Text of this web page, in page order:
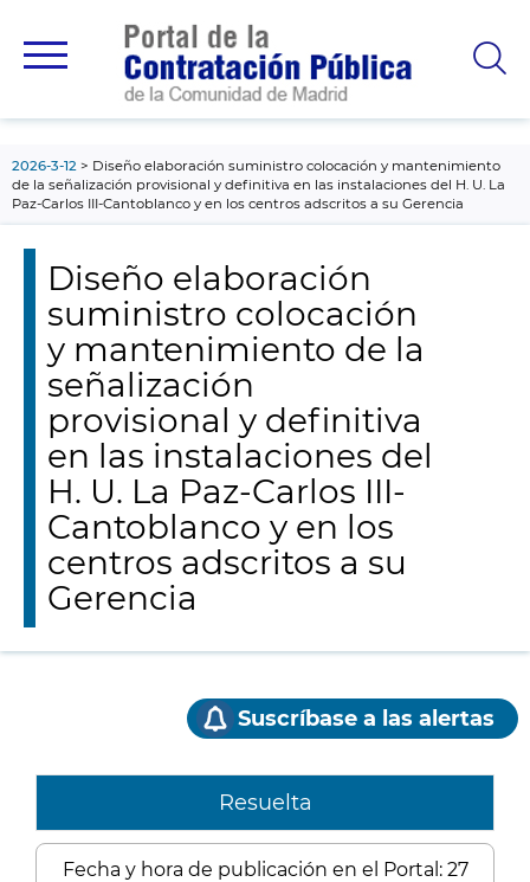
principal
2026-3-12
Diseño elaboración suministro colocación y mantenimiento
de la señalización provisional y definitiva en las instalaciones del H. U. La
Paz-Carlos III-Cantoblanco y en los centros adscritos a su Gerencia
Diseño elaboración
suministro colocación
y mantenimiento de la
señalización
provisional y definitiva
en las instalaciones del
H. U. La Paz-Carlos III-
Cantoblanco y en los
centros adscritos a su
Gerencia
Suscríbase a las alertas
Resuelta
Fecha y hora de publicación en el Portal: 27